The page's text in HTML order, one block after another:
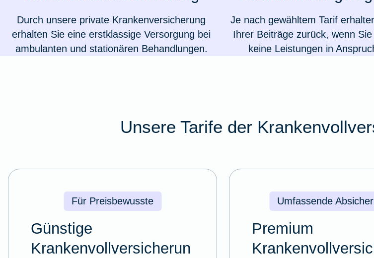
Durch unsere private Krankenversicherung
erhalten Sie eine erstklassige Versorgung bei
ambulanten und stationären Behandlungen.
Je nach gewähltem Tarif
Ihrer Beiträge zurück, wenn
keine Leistungen in
Unsere Tarife der
Für Preisbewusste
Günstige
Krankenvollversicherun
Umfassende
Premium